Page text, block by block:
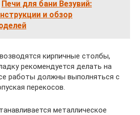
Печи для бани Везувий:
и обзор
кирпичные столбы,
рекомендуется делать на
работы должны выполняться с
перекосов.
металлическое